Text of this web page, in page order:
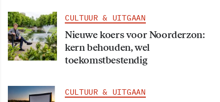
CULTUUR & UITGAAN
Nieuwe koers voor Noorderzon:
kern behouden, wel
toekomstbestendig
CULTUUR & UITGAAN